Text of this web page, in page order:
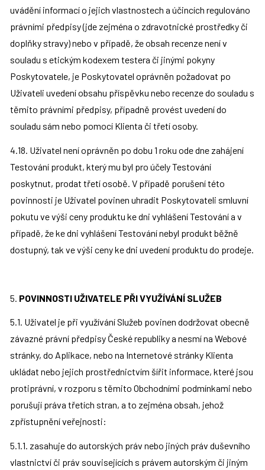
uvádění informací o jejich vlastnostech a účincích regulováno
právními předpisy (jde zejména o zdravotnické prostředky či
doplňky stravy) nebo v případě, že obsah recenze není v
souladu s etickým kodexem testera či jinými pokyny
Poskytovatele, je Poskytovatel oprávněn požadovat po
Uživateli uvedení obsahu příspěvku nebo recenze do souladu s
těmito právními předpisy, případně provést uvedení do
souladu sám nebo pomocí Klienta či třetí osoby.
4.18. Uživatel není oprávněn po dobu 1 roku ode dne zahájení
Testování produkt, který mu byl pro účely Testování
poskytnut, prodat třetí osobě. V případě porušení této
povinnosti je Uživatel povinen uhradit Poskytovateli smluvní
pokutu ve výši ceny produktu ke dni vyhlášení Testování a v
případě, že ke dni vyhlášení Testování nebyl produkt běžně
dostupný, tak ve výši ceny ke dni uvedení produktu do prodeje.
5. POVINNOSTI UŽIVATELE PŘI VYUŽÍVÁNÍ SLUŽEB
5.1. Uživatel je při využívání Služeb povinen dodržovat obecně
závazné právní předpisy České republiky a nesmí na Webové
stránky, do Aplikace, nebo na Internetové stránky Klienta
ukládat nebo jejich prostřednictvím šířit informace, které jsou
protiprávní, v rozporu s těmito Obchodními podmínkami nebo
porušují práva třetích stran, a to zejména obsah, jehož
zpřístupnění veřejnosti:
5.1.1. zasahuje do autorských práv nebo jiných práv duševního
vlastnictví či práv souvisejících s právem autorským či jiným